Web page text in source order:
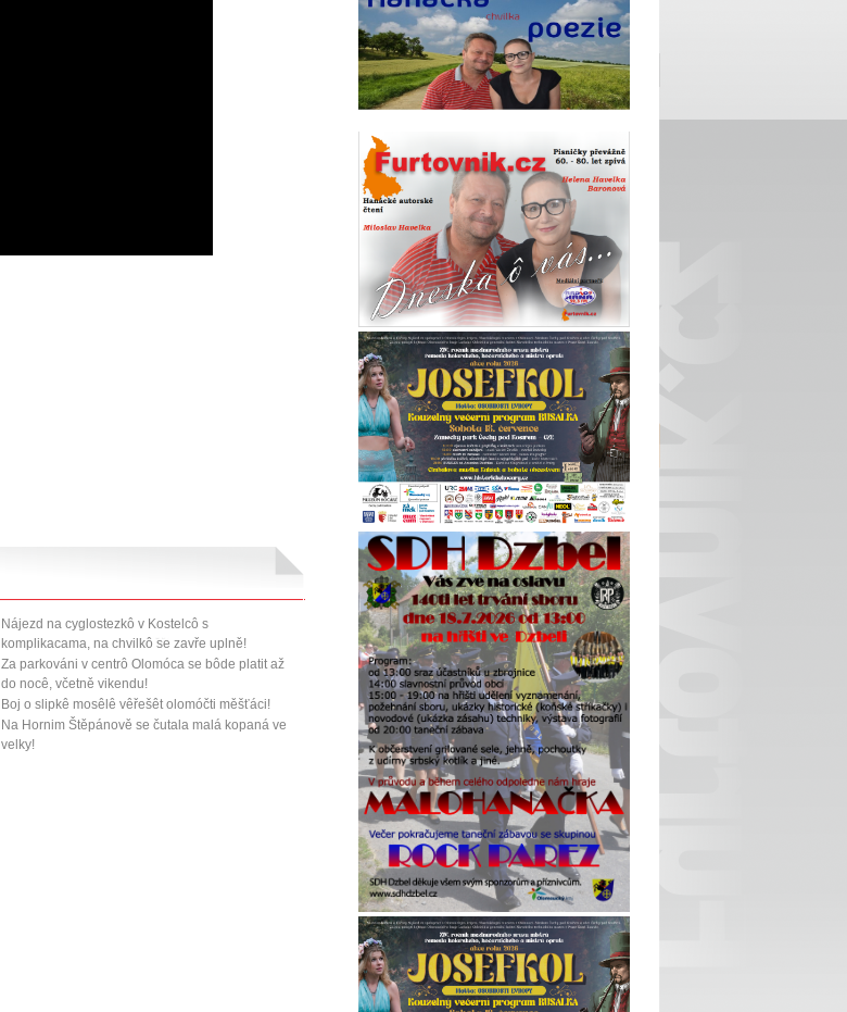
Nájezd na cyglostezkô v Kostelcô s
komplikacama, na chvilkô se zavře uplně!
Za parkováni v centrô Olomóca se bôde platit až
do nocê, včetně vikendu!
Boj o slipkê mosêlê vêřešêt olomóčti měšťáci!
Na Hornim Štěpánově se čutala malá kopaná ve
velky!